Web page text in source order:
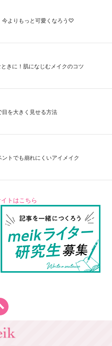
今よりもっと可愛くなろう♡
きに！肌になじむメイクのコツ
を大きく見せる方法
トでも崩れにくいアイメイク
トはこちら